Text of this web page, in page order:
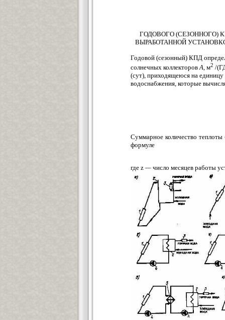
ГОДОВОГО (СЕЗОННОГО)
ВЫРАБОТАННОЙ
Годовой (сезонный) КПД
солнечных коллекторовА, м2 /
(сут), приходящеюся на единицу
водоснабжения, которые
Суммарное количество теплоты
формуле
где z — число месяцев работы